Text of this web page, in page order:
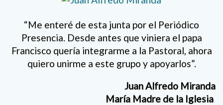
“Me enteré de esta junta por el Periódico
Presencia. Desde antes que viniera el papa
Francisco quería integrarme a la Pastoral, ahora
quiero unirme a este grupo y apoyarlos”.
Juan Alfredo Miranda
María Madre de la Iglesia